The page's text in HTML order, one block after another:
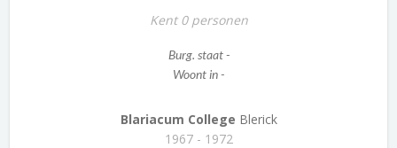
Kent 0 personen
Burg. staat -
Woont in -
Blariacum College Blerick
1967 - 1972